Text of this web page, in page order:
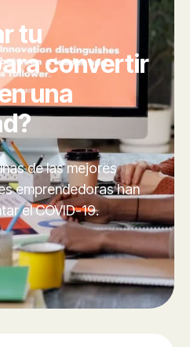
tu
convertir
una
de las mejores
emprendedoras han
el COVID-19.